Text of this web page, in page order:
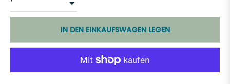
IN DEN EINKAUFSWAGEN LEGEN